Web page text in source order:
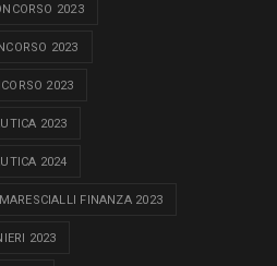
2023
2023
2023
2023
2024
FINANZA 2023
2023